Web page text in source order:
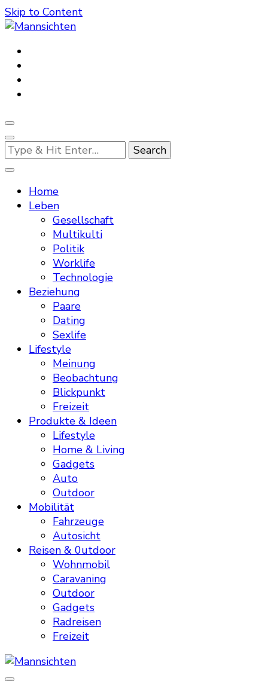
Skip to Content
Mannsichten
Was Männer wollen. Was Männer denken.
Looking
for
Something?
Home
Leben
Gesellschaft
Multikulti
Politik
Worklife
Technologie
Beziehung
Paare
Dating
Sexlife
Lifestyle
Meinung
Beobachtung
Blickpunkt
Freizeit
Produkte & Ideen
Lifestyle
Home & Living
Gadgets
Auto
Outdoor
Mobilität
Fahrzeuge
Autosicht
Reisen & 0utdoor
Wohnmobil
Caravaning
Outdoor
Gadgets
Radreisen
Freizeit
Mannsichten